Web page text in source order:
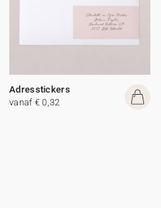
Adresstickers
vanaf € 0,32